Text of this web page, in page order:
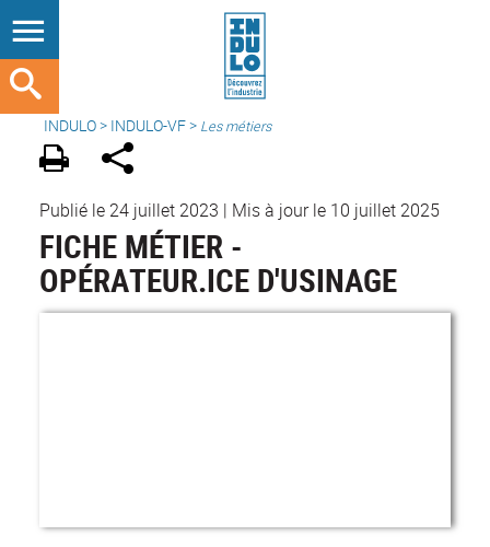
INDULO> INDULO-VF> Les métiers
Publié le 24 juillet 2023 | Mis à jour le 10 juillet 2025
FICHE MÉTIER -
OPÉRATEUR.ICE D'USINAGE